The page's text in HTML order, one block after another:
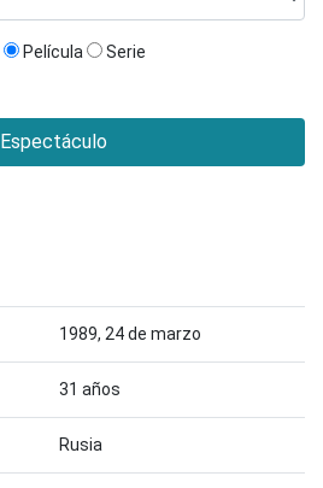
Película Serie
Espectáculo
1989, 24 de marzo
31 años
Rusia